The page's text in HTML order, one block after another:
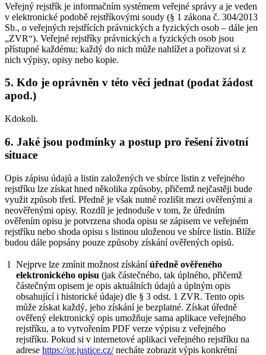
Veřejný rejstřík je informačním systémem veřejné správy a je veden
v elektronické podobě rejstříkovými soudy (§ 1 zákona č. 304/2013
Sb., o veřejných rejstřících právnických a fyzických osob – dále jen
„ZVR“). Veřejné rejstříky právnických a fyzických osob jsou
přístupné každému; každý do nich může nahlížet a pořizovat si z
nich výpisy, opisy nebo kopie.
5. Kdo je oprávněn v této věci jednat (podat žádost
apod.)
Kdokoli.
6. Jaké jsou podmínky a postup pro řešení životní
situace
Opis zápisu údajů a listin založených ve sbírce listin z veřejného
rejstříku lze získat hned několika způsoby, přičemž nejčastěji bude
využit způsob třetí. Předně je však nutné rozlišit mezi ověřenými a
neověřenými opisy. Rozdíl je jednoduše v tom, že úředním
ověřením opisu je potvrzena shoda opisu se zápisem ve veřejném
rejstříku nebo shoda opisu s listinou uloženou ve sbírce listin. Blíže
budou dále popsány pouze způsoby získání ověřených opisů.
1 Nejprve lze zmínit možnost získáníúředně ověřeného
elektronického opisu (jak částečného, tak úplného, přičemž
částečným opisem je opis aktuálních údajů a úplným opis
obsahující i historické údaje) dle § 3 odst. 1 ZVR. Tento opis
může získat každý, jeho získání je bezplatné. Získat úředně
ověřený elektronický opis umožňuje sama aplikace veřejného
rejstříku, a to vytvořením PDF verze výpisu z veřejného
rejstříku. Pokud si v internetové aplikaci veřejného rejstříku na
adrese https://or.justice.cz/necháte zobrazit výpis konkrétní